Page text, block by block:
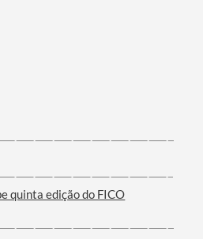
quinta edição do FICO